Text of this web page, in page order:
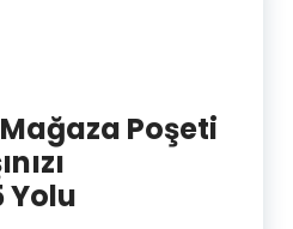
Mağaza Poşeti
Yolu